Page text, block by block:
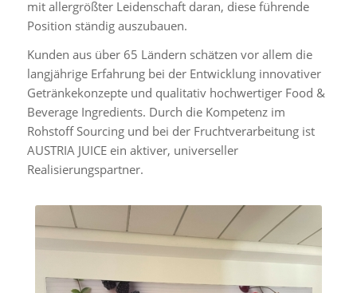
mit allergrößter Leidenschaft daran, diese führende
Position ständig auszubauen.
Kunden aus über 65 Ländern schätzen vor allem die
langjährige Erfahrung bei der Entwicklung innovativer
Getränkekonzepte und qualitativ hochwertiger Food &
Beverage Ingredients. Durch die Kompetenz im
Rohstoff Sourcing und bei der Fruchtverarbeitung ist
AUSTRIA JUICE ein aktiver, universeller
Realisierungspartner.